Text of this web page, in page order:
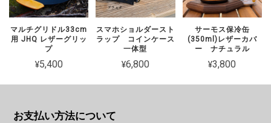
マルチグリドル33cm
用 JHQ レザーグリッ
プ
¥5,400
スマホショルダースト
ラップ コインケース
一体型
¥6,800
サーモス保冷缶
(350ml)レザーカバ
ー ナチュラル
¥3,800
お支払い方法について